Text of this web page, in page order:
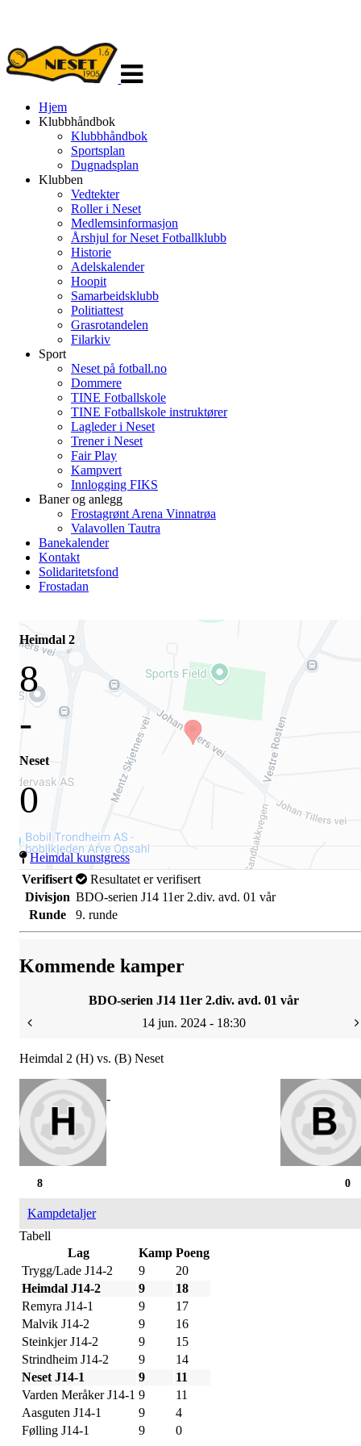
navigasjon
Hjem
Klubbhåndbok
Klubbhåndbok
Sportsplan
Dugnadsplan
Klubben
Vedtekter
Roller i Neset
Medlemsinformasjon
Årshjul for Neset Fotballklubb
Historie
Adelskalender
Hoopit
Samarbeidsklubb
Politiattest
Grasrotandelen
Filarkiv
Sport
Neset på fotball.no
Dommere
TINE Fotballskole
TINE Fotballskole instruktører
Lagleder i Neset
Trener i Neset
Fair Play
Kampvert
Innlogging FIKS
Baner og anlegg
Frostagrønt Arena Vinnatrøa
Valavollen Tautra
Banekalender
Kontakt
Solidaritetsfond
Frostadan
Heimdal 2
8
-
Neset
0
Heimdal kunstgress
Verifisert
Resultatet er verifisert
Divisjon BDO-serien J14 11er 2.div. avd. 01 vår
Runde
9. runde
Kommende kamper
BDO-serien J14 11er 2.div. avd. 01 vår
14 jun. 2024 - 18:30
Heimdal 2 (H) vs. (B) Neset
-
0
8
Kampdetaljer
Tabell
Lag
Kamp Poeng
Trygg/Lade J14-2
9
20
Heimdal J14-2
9
18
Remyra J14-1
9
17
Malvik J14-2
9
16
Steinkjer J14-2
9
15
Strindheim J14-2
9
14
Neset J14-1
9
11
Varden Meråker J14-1 9
11
Aasguten J14-1
9
4
Følling J14-1
9 0